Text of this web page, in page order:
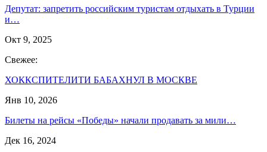
Депутат: запретить российским туристам отдыхать в Турции
и…
Окт 9, 2025
Свежее:
ХОККСПИТЕЛИТИ БАБАХНУЛ В МОСКВЕ
Янв 10, 2026
Билеты на рейсы «Победы» начали продавать за мили…
Дек 16, 2024